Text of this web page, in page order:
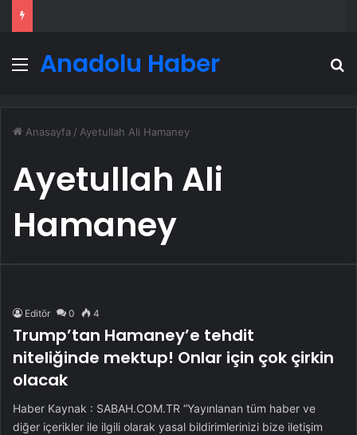
Menü
Anadolu Haber
Anasayfa / Ayetullah Ali Hamaney
Ayetullah Ali
Hamaney
Editör 0 4
Trump’tan Hamaney’e tehdit
niteliğinde mektup! Onlar için çok çirkin
olacak
Haber Kaynak : SABAH.COM.TR “Yayınlanan tüm haber ve
diğer içerikler ile ilgili olarak yasal bildirimlerinizi bize iletişim